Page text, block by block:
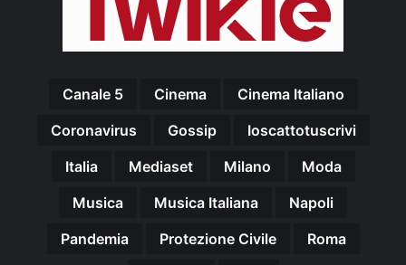
Canale 5 Cinema
Cinema Italiano
Coronavirus
Gossip
Ioscattotuscrivi
Italia
Mediaset Milano
Moda
Musica
Musica Italiana
Napoli
Pandemia
Protezione Civile
Roma